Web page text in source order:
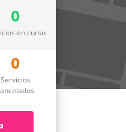
0
en curso
0
Servicios